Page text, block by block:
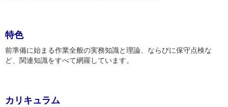
特色
前準備に始まる作業全般の実務知識と理論、ならびに保守点検な
ど、関連知識をすべて網羅しています。
カリキュラム